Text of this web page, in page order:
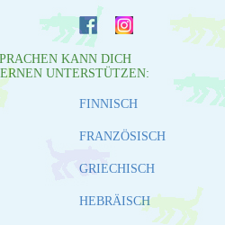
KANN DICH
UNTERSTÜTZEN:
FINNISCH
FRANZÖSISCH
GRIECHISCH
HEBRÄISCH